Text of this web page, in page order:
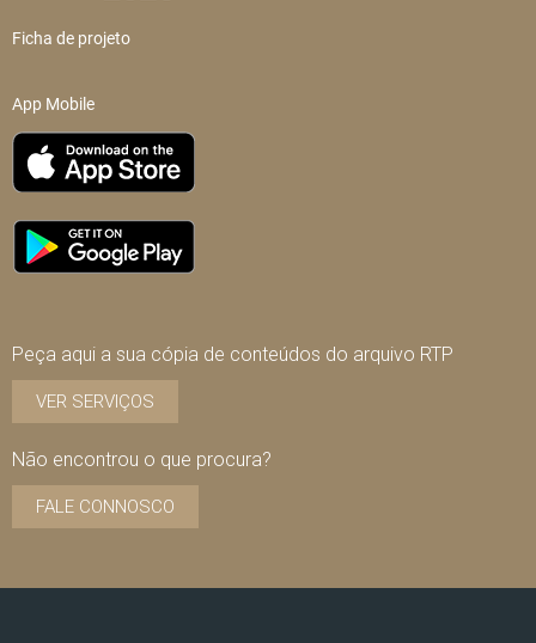
Ficha de projeto
App Mobile
Peça aqui a sua cópia de conteúdos do arquivo RTP
VER SERVIÇOS
Não encontrou o que procura?
FALE CONNOSCO